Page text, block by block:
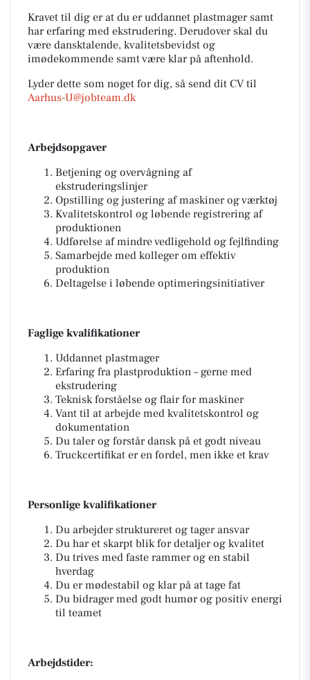
Kravet til dig er at du er uddannet plastmager samt
har erfaring med ekstrudering. Derudover skal du
være dansktalende, kvalitetsbevidst og
imødekommende samt være klar på aftenhold.
Lyder dette som noget for dig, så send dit CV til
Aarhus-U@jobteam.dk
Arbejdsopgaver
Betjening og overvågning af
ekstruderingslinjer
Opstilling og justering af maskiner og værktøj
Kvalitetskontrol og løbende registrering af
produktionen
Udførelse af mindre vedligehold og fejlfinding
Samarbejde med kolleger om effektiv
produktion
Deltagelse i løbende optimeringsinitiativer
Faglige kvalifikationer
Uddannet plastmager
Erfaring fra plastproduktion – gerne med
ekstrudering
Teknisk forståelse og flair for maskiner
Vant til at arbejde med kvalitetskontrol og
dokumentation
Du taler og forstår dansk på et godt niveau
Truckcertifikat er en fordel, men ikke et krav
Personlige kvalifikationer
Du arbejder struktureret og tager ansvar
Du har et skarpt blik for detaljer og kvalitet
Du trives med faste rammer og en stabil
hverdag
Du er mødestabil og klar på at tage fat
Du bidrager med godt humør og positiv energi
til teamet
Arbejdstider: